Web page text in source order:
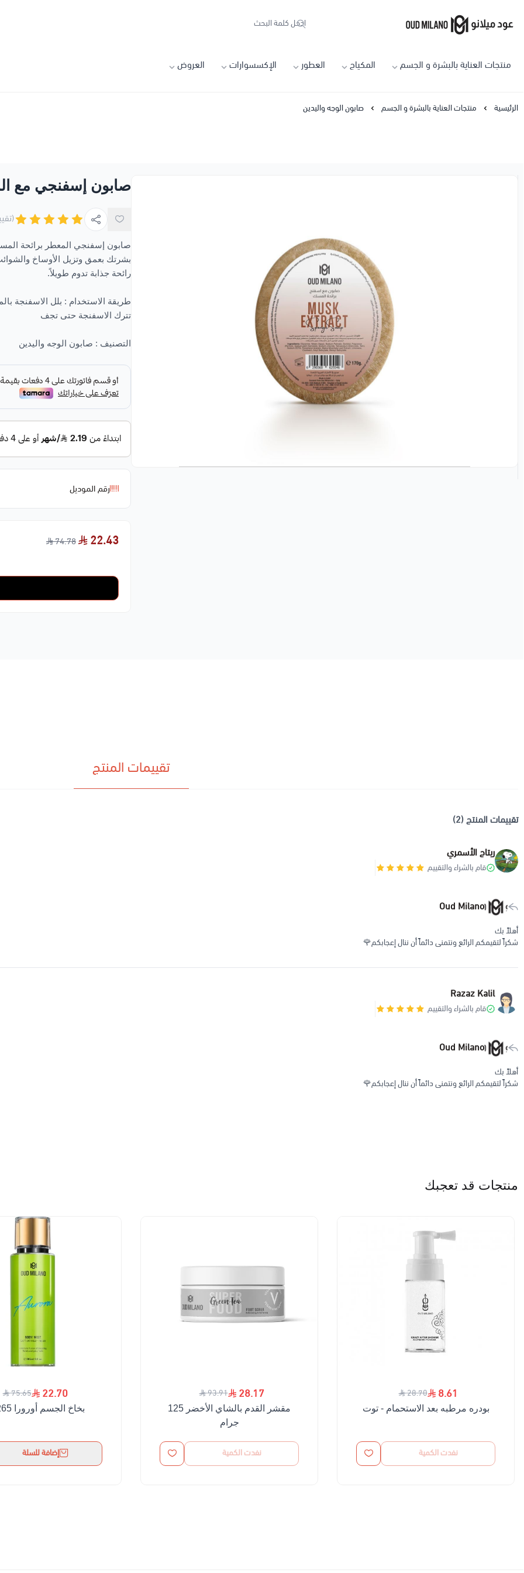
Oud Milano
منتجات العناية بالبشرة و الجسم المكياج العطور الإكسسوارات العروض
الرئيسية منتجات العناية بالبشرة و الجسم صابون الوجه واليدين
صابون إسفنجي مع
صابون إسفنجي المعطر برائحة
بشرتك بعمق وتزيل الأوساخ
رائحة جذابة تدوم طويلاً.
طريقة الاستخدام : بلل الاسفنجة
تترك الاسفنجة حتى تجف
التصنيف : صابون الوجه واليدين
رقم الموديل
22.43
74.78
تقييمات المنتج
تقييمات المنتج (2)
ريتاج الأسمري
قام بالشراء والتقييم
Oud Milano
أهلاً بك
شكراً لتقيمكم الرائع ونتمنى دائماً أن ننال إعجابكم🌹
Razaz Kalil
قام بالشراء والتقييم
Oud Milano
أهلاً بك
شكراً لتقيمكم الرائع ونتمنى دائماً أن ننال إعجابكم🌹
منتجات قد تعجبك
8.61
28.70
بودره مرطبه بعد الاستحمام - توت
نفدت الكمية
28.17
93.91
مقشر القدم بالشاي الأخضر 125
جرام
نفدت الكمية
22.70
75.65
بخاخ الجسم أورورا 265 مل
إضافة للسلة